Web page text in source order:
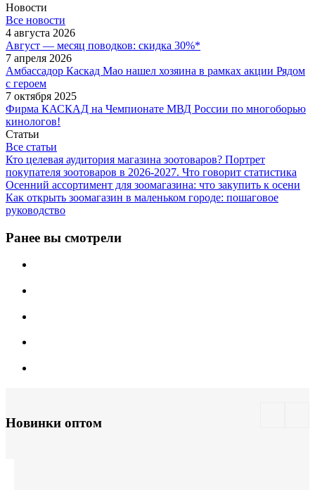
Новости
Все новости
4 августа 2026
Август — месяц поводков: скидка 30%*
7 апреля 2026
Амбассадор Каскад Мао нашел хозяина в рамках акции Рядом
с героем
7 октября 2025
Фирма КАСКАД на Чемпионате МВД России по многоборью
кинологов!
Статьи
Все статьи
Кто целевая аудитория магазина зоотоваров? Портрет
покупателя зоотоваров в 2026-2027. Что говорит статистика
Осенний ассортимент для зоомагазина: что закупить к осени
Как открыть зоомагазин в маленьком городе: пошаговое
руководство
Ранее вы смотрели
Новинки оптом